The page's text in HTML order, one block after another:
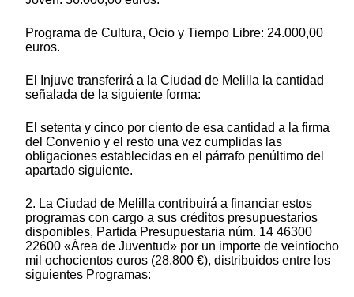
Programa de Cultura, Ocio y Tiempo Libre: 24.000,00
euros.
El Injuve transferirá a la Ciudad de Melilla la cantidad
señalada de la siguiente forma:
El setenta y cinco por ciento de esa cantidad a la firma
del Convenio y el resto una vez cumplidas las
obligaciones establecidas en el párrafo penúltimo del
apartado siguiente.
2. La Ciudad de Melilla contribuirá a financiar estos
programas con cargo a sus créditos presupuestarios
disponibles, Partida Presupuestaria núm. 14 46300
22600 «Área de Juventud» por un importe de veintiocho
mil ochocientos euros (28.800 €), distribuidos entre los
siguientes Programas: